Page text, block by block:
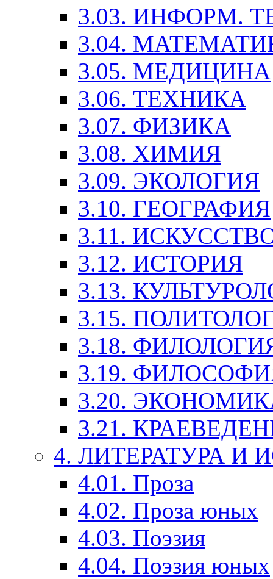
3.03. ИНФОРМ.
3.04.
3.05. МЕДИЦИНА
3.06. ТЕХНИКА
3.07. ФИЗИКА
3.08. ХИМИЯ
3.09. ЭКОЛОГИЯ
3.10. ГЕОГРАФИЯ
3.11.
3.12. ИСТОРИЯ
3.13.
3.15.
3.18.
3.19.
3.20.
3.21.
4. ЛИТЕРАТУРА И
4.01. Проза
4.02. Проза юных
4.03. Поэзия
4.04. Поэзия юных